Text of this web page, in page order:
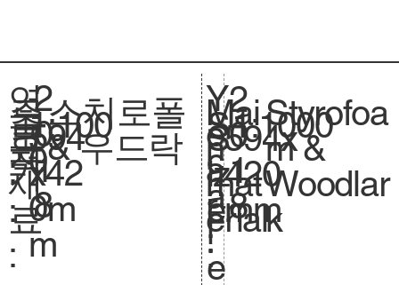
연
도
:
2
0
1
8
주
요
재
료
:
축
척
.
스치로폴
& 우드락
1:100
0
크
기
.
594
x42
0m
m
Y
e
a
r
:
Mai
n
mat
erial
:
S
c
a
l
e
S
iz
e.
2
0
1
8
1:1000
594x
420
mm
Styrofoa
m &
Woodlar
k